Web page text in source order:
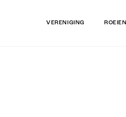
VERENIGING ROEIEN